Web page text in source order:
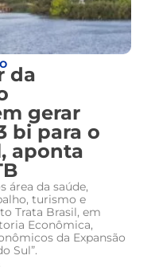
da
gerar
bi para o
aponta
área da saúde,
turismo e
Trata Brasil, em
Econômica,
da Expansão
Sul”.